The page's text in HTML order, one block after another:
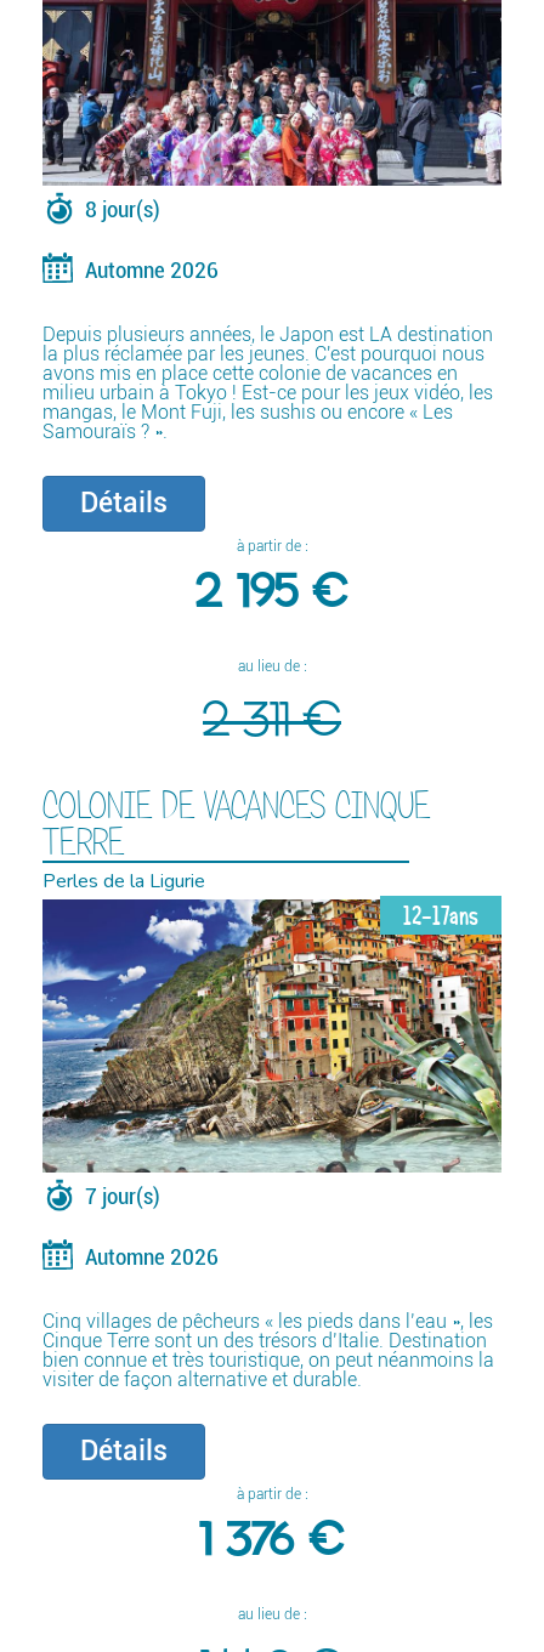
8 jour(s)
Automne 2026
Depuis plusieurs années, le Japon est LA destination
la plus réclamée par les jeunes. C'est pourquoi nous
avons mis en place cette colonie de vacances en
milieu urbain à Tokyo ! Est-ce pour les jeux vidéo, les
mangas, le Mont Fuji, les sushis ou encore « Les
Samouraïs ? ».
Détails
à partir de :
2 195 €
au lieu de :
2 311 €
COLONIE DE VACANCES CINQUE
TERRE
Perles de la Ligurie
12-17ans
7 jour(s)
Automne 2026
Cinq villages de pêcheurs « les pieds dans l’eau », les
Cinque Terre sont un des trésors d’Italie. Destination
bien connue et très touristique, on peut néanmoins la
visiter de façon alternative et durable.
Détails
à partir de :
1 376 €
au lieu de :